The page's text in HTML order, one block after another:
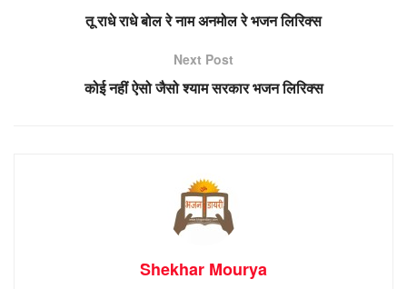
तू राधे राधे बोल रे नाम अनमोल रे भजन लिरिक्स
Next Post
कोई नहीं ऐसो जैसो श्याम सरकार भजन लिरिक्स
Shekhar Mourya